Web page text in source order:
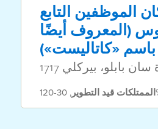
الموظفين التابع
(المعروف أيضًا
باسم «كاتاليست»)
سان بابلو، بيركلي
الممتلكات قيد التطوير,